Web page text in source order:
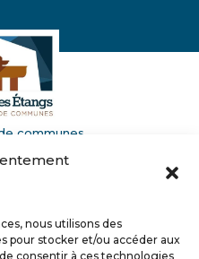
nous utilisons des
pour stocker et/ou accéder aux
consentir à ces technologies
communes
Beuvron
62 00